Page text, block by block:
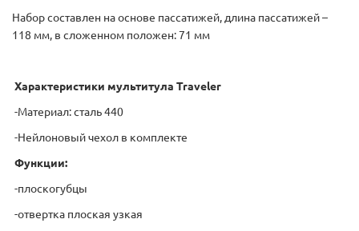
Набор составлен на основе пассатижей, длина пассатижей –
118 мм, в сложенном положен: 71 мм
Характеристики мультитула Traveler
-Материал: сталь 440
-Нейлоновый чехол в комплекте
Функции:
-плоскогубцы
-отвертка плоская узкая